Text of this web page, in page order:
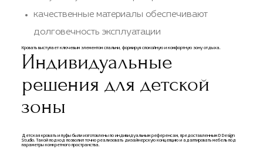
качественные материалы обеспечивают
долговечность эксплуатации
Кровать выступает ключевым элементом спальни, формируя спокойную и комфортную зону отдыха.
Индивидуальные
решения для детской
зоны
Детская кровать и пуфы были изготовлены по индивидуальным референсам, предоставленным D Design
Studio. Такой подход позволил точно реализовать дизайнерскую концепцию и адаптировать мебель под
параметры конкретного пространства.